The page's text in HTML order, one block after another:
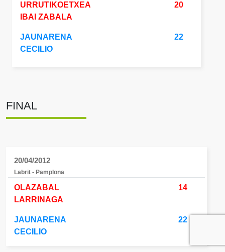
URRUTIKOETXEA
IBAI ZABALA
20
JAUNARENA
CECILIO
22
FINAL
20/04/2012
Labrit - Pamplona
OLAZABAL
LARRINAGA
14
JAUNARENA
CECILIO
22